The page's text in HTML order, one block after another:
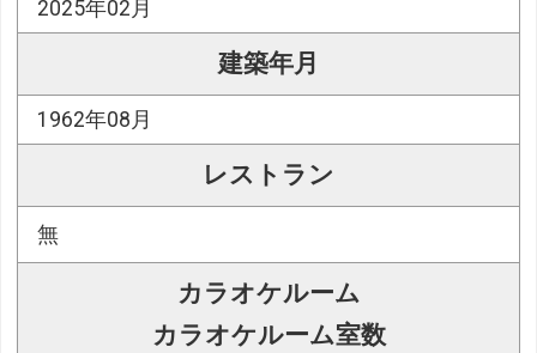
2025年02月
建築年月
1962年08月
レストラン
無
カラオケルーム
カラオケルーム室数